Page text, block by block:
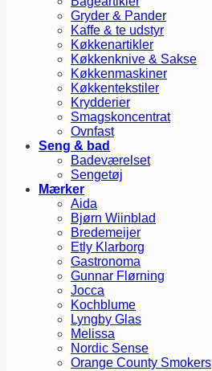
Gryder & Pander
Kaffe & te udstyr
Køkkenartikler
Køkkenknive & Sakse
Køkkenmaskiner
Køkkentekstiler
Krydderier
Smagskoncentrat
Ovnfast
Seng & bad
Badeværelset
Sengetøj
Mærker
Aida
Bjørn Wiinblad
Bredemeijer
Etly Klarborg
Gastronoma
Gunnar Flørning
Jocca
Kochblume
Lyngby Glas
Melissa
Nordic Sense
Orange County Smokers